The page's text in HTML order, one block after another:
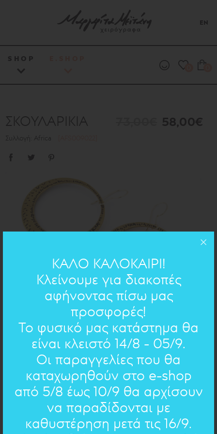
SHOP
EN
ΣΚΟΥΛΑΡΙΚΙΑ 58,00€
Συλλογή: Africa
ΔΙΑΣΤΑΣΕΙΣ: d=5cm
ορείχαλκος
ΠΡΟΣΘΗΚΗ
ΚΑΛΟ ΚΑΛΟΚΑΙΡΙ!
Κλείνουμε για διακοπές
αφήνοντας πίσω μας
προσφορές!
Το φυσικό μας κατάστημα θα
είναι κλειστό 14/8 - 05/9.
Οι παραγγελίες που θα
καταχωρηθούν στο e-shop
από 5/8 έως 10/9 θα αρχίσουν
να παραδίδονται με
καθυστέρηση μετά τις 16/9.